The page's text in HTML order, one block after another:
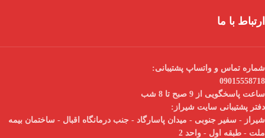
ارتباط با ما
شماره تماس و واتساپ پشتیبانی:
09015558718
ساعت پاسخگویی از 9 صبح تا 8 شب
دفتر پشتیبانی سایت شیراز:
شیراز - سفیر جنوبی - میدان پاسارگاد - جنب درمانگاه اقبال - ساختمان بیمه
ملت - طبقه اول - واحد 2